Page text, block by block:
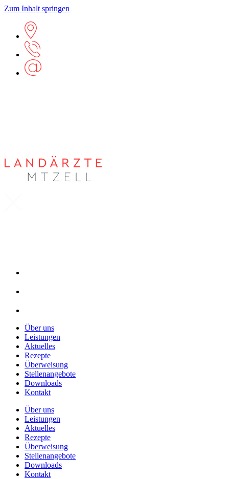
Zum Inhalt springen
Über uns
Leistungen
Aktuelles
Rezepte
Überweisung
Stellenangebote
Downloads
Kontakt
Über uns
Leistungen
Aktuelles
Rezepte
Überweisung
Stellenangebote
Downloads
Kontakt